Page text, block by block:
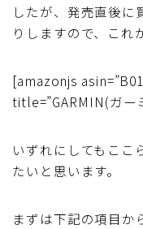
ブルベレポート2020
ブルベレポート2018
ブルベレポート2017
したが、発売直後に
りしますので、これ
[amazonjs
title=”GARMIN(ガー
いずれにしてもここ
たいと思います。
まずは下記の項目か